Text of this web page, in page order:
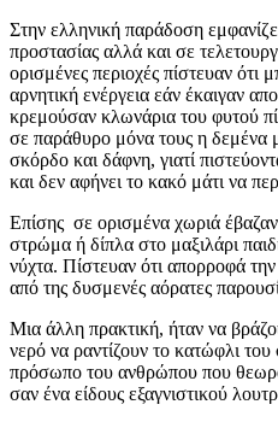
Στην ελληνική παράδοση
προστασίας αλλά και σε
ορισμένες περιοχές πίστευαν
αρνητική ενέργεια εάν έκαιγαν
κρεμούσαν κλωνάρια του φυτού
σε παράθυρο μόνα τους η δεμένα
σκόρδο και δάφνη, γιατί
και δεν αφήνει το κακό μάτι να
Επίσης σε ορισμένα χωριά
στρώμα ή δίπλα στο μαξιλάρι
νύχτα. Πίστευαν ότι απορροφά
από της δυσμενές αόρατες
Μια άλλη πρακτική, ήταν να
νερό να ραντίζουν το κατώφλι του
πρόσωπο του ανθρώπου που
σαν ένα είδους εξαγνιστικού